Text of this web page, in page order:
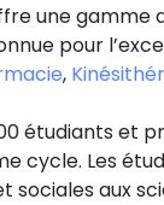
une
pour
,
étudiants et
cycle. Les
sociales aux